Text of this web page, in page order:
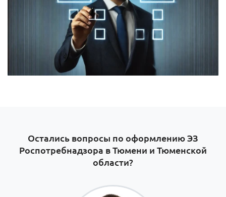
Остались вопросы по оформлению ЭЗ
Роспотребнадзора в Тюмени и Тюменской
области?